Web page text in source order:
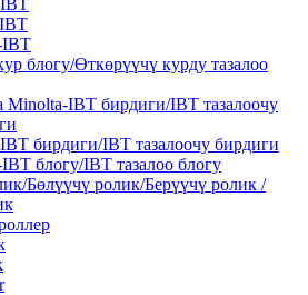
IBT
блогу/Өткөрүүчү курду тазалоо
Minolta-IBT бирдиги/IBT тазалоочу
бирдиги/IBT тазалоочу бирдиги
блогу/IBT тазалоо блогу
Бөлүүчү ролик/Берүүчү ролик /